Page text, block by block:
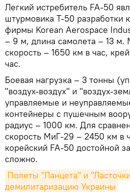
Легкий истребитель FA-50
штурмовика T-50 разработки
фирмы Korean Aerospace
– 9 м, длина самолета – 13 м.
скорость – 1650 км в час,
час.
Боевая нагрузка – 3 тонны
"воздух-воздух" и "воздух-
управляемые и
контейнеры с пушечным
радиус – 1000 км. Для
скорость МиГ-29 – 2450 км в
корейский FA-50 достойной
сложно.
Полеты "Ланцета" и
демилитаризацию Украины